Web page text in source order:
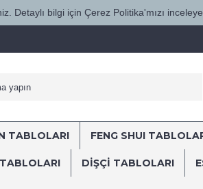
Detaylı bilgi için Çerez Politika'mızı
TABLOLARI FENG SHUI
DIŞÇI TABLOLARI
YERİNE SÜRAT KARGO